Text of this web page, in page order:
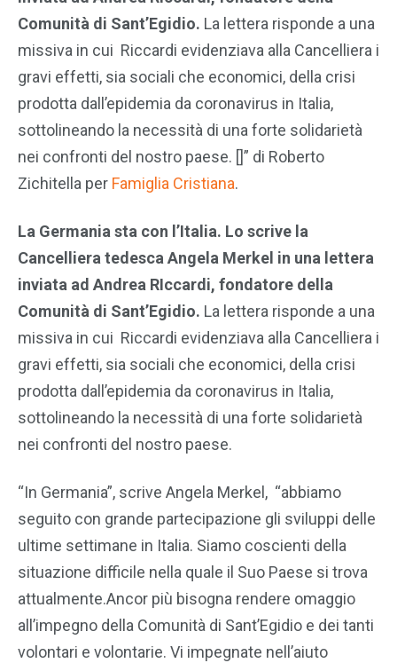
Comunità di Sant’Egidio. La lettera risponde a una
missiva in cui Riccardi evidenziava alla Cancelliera i
gravi effetti, sia sociali che economici, della crisi
prodotta dall’epidemia da coronavirus in Italia,
sottolineando la necessità di una forte solidarietà
nei confronti del nostro paese. []” di Roberto
Zichitella per Famiglia Cristiana.
La Germania sta con l’Italia. Lo scrive la
Cancelliera tedesca Angela Merkel in una lettera
inviata ad Andrea RIccardi, fondatore della
Comunità di Sant’Egidio. La lettera risponde a una
missiva in cui Riccardi evidenziava alla Cancelliera i
gravi effetti, sia sociali che economici, della crisi
prodotta dall’epidemia da coronavirus in Italia,
sottolineando la necessità di una forte solidarietà
nei confronti del nostro paese.
“In Germania”, scrive Angela Merkel, “abbiamo
seguito con grande partecipazione gli sviluppi delle
ultime settimane in Italia. Siamo coscienti della
situazione difficile nella quale il Suo Paese si trova
attualmente.Ancor più bisogna rendere omaggio
all’impegno della Comunità di Sant’Egidio e dei tanti
volontari e volontarie. Vi impegnate nell’aiuto